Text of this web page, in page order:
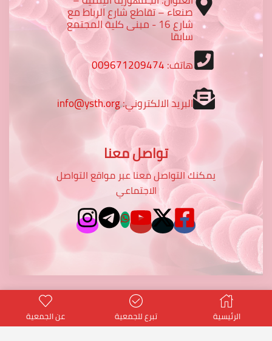
صنعاء – تقاطع شارع الرباط مع
شارع 16 - مبنى كلية المجتمع
سابقا
هاتف:009671209474
البريد الالكتروني:info@ysth.org
تواصل معنا
يمكنك التواصل معنا عبر مواقع التواصل
الاجتماعي
© Created by
potentialtop- Power PT Co.
الرئيسية تبرع للجمعية عن الجمعية